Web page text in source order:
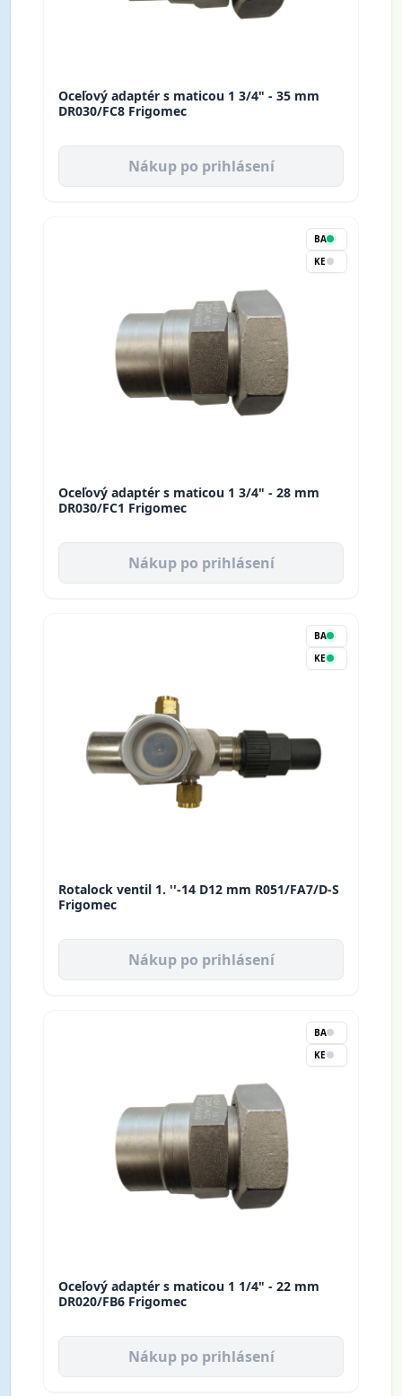
Oceľový adaptér s maticou 1 3/4" - 35 mm
DR030/FC8 Frigomec
Nákup po prihlásení
BA
KE
Oceľový adaptér s maticou 1 3/4" - 28 mm
DR030/FC1 Frigomec
Nákup po prihlásení
BA
KE
Rotalock ventil 1. ''-14 D12 mm R051/FA7/D-S
Frigomec
Nákup po prihlásení
BA
KE
Oceľový adaptér s maticou 1 1/4" - 22 mm
DR020/FB6 Frigomec
Nákup po prihlásení